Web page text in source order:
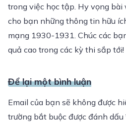
trong việc học tập. Hy vọng bài
cho bạn những thông tin hữu
mạng 1930-1931. Chúc các
quả cao trong các kỳ thi sắp tới!
Để lại một bình luận
Email của bạn sẽ không được
trường bắt buộc được đánh dấu